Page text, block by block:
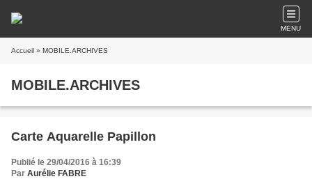
MENU
Accueil » MOBILE.ARCHIVES
MOBILE.ARCHIVES
Carte Aquarelle Papillon
Publié le 29/04/2016 à 16:39
Par Aurélie FABRE